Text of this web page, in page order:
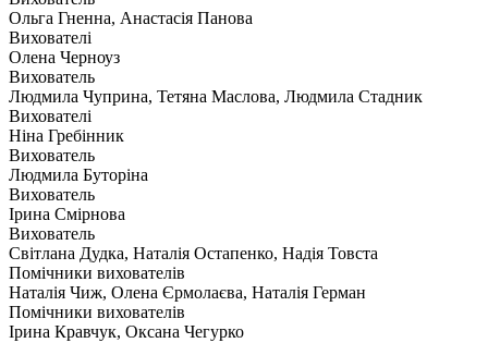
Ольга Гненна, Анастасія Панова
Вихователі
Олена Черноуз
Вихователь
Людмила Чуприна, Тетяна Маслова, Людмила Стадник
Вихователі
Ніна Гребінник
Вихователь
Людмила Буторіна
Вихователь
Ірина Смірнова
Вихователь
Світлана Дудка, Наталія Остапенко, Надія Товста
Помічники вихователів
Наталія Чиж, Олена Єрмолаєва, Наталія Герман
Помічники вихователів
Ірина Кравчук, Оксана Чегурко